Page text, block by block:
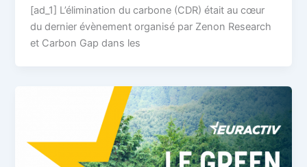
[ad_1] L’élimination du carbone (CDR) était au cœur
du dernier évènement organisé par Zenon Research
et Carbon Gap dans les